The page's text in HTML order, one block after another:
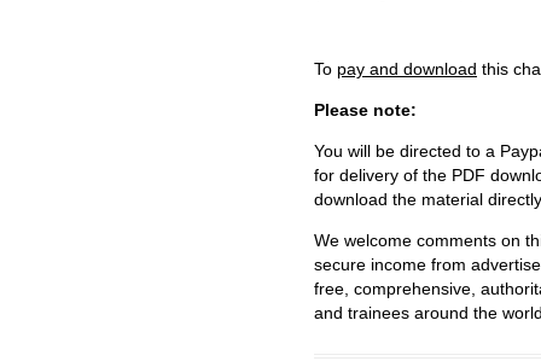
To pay and download this
Please note:
You will be directed to a
for delivery of the PDF
download the material
We welcome comments on
secure income from
free, comprehensive,
and trainees around the